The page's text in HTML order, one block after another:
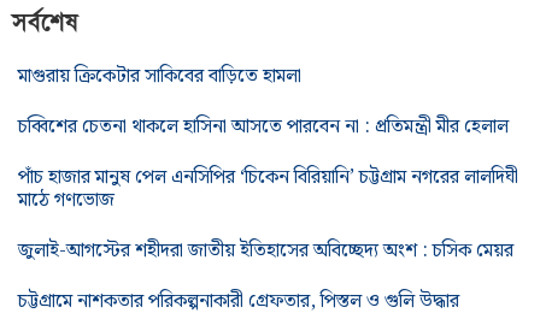
সর্বশেষ
মাগুরায় ক্রিকেটার সাকিবের বাড়িতে হামলা
চব্বিশের চেতনা থাকলে হাসিনা আসতে পারবেন না : প্রতিমন্ত্রী মীর হেলাল
পাঁচ হাজার মানুষ পেল এনসিপির ‘চিকেন বিরিয়ানি’ চট্টগ্রাম নগরের লালদিঘী
মাঠে গণভোজ
জুলাই-আগস্টের শহীদরা জাতীয় ইতিহাসের অবিচ্ছেদ্য অংশ : চসিক মেয়র
চট্টগ্রামে নাশকতার পরিকল্পনাকারী গ্রেফতার, পিস্তল ও গুলি উদ্ধার